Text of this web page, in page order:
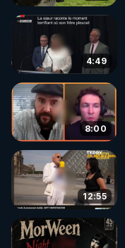
4:49
8:00
12:55